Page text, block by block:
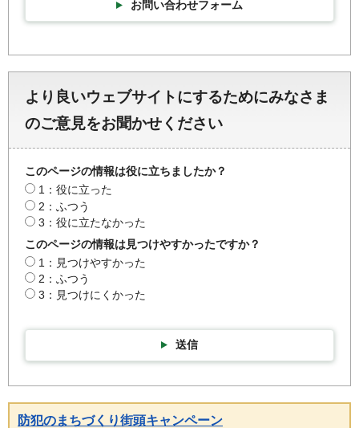
お問い合わせフォーム
より良いウェブサイトにするためにみなさま
のご意見をお聞かせください
このページの情報は役に立ちましたか？
1：役に立った
2：ふつう
3：役に立たなかった
このページの情報は見つけやすかったですか？
1：見つけやすかった
2：ふつう
3：見つけにくかった
送信
防犯のまちづくり街頭キャンペーン